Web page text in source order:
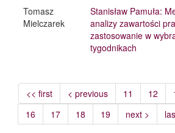
Tomasz
Mielczarek
Stanisław Pamuła:
analizy zawartości
zastosowanie w
tygodnikach
<< first < previous 11 12
16
17 18 19 next >